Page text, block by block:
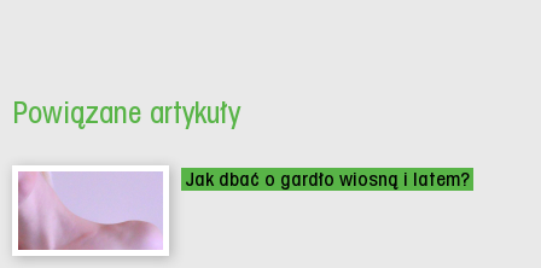
Powiązane artykuły
Jak dbać o gardło wiosną i latem?